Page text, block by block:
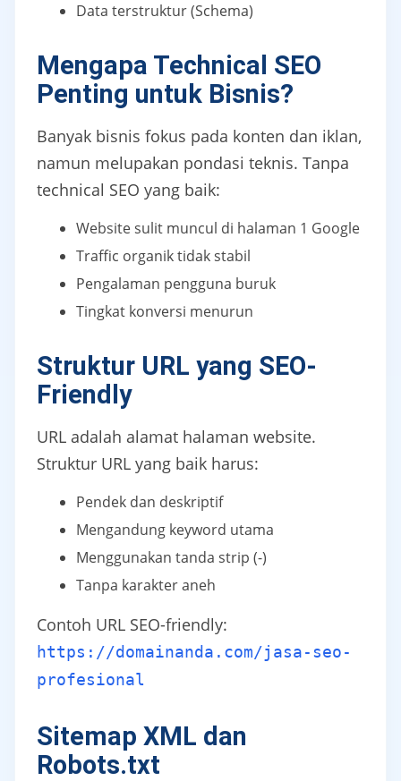
Data terstruktur (Schema)
Mengapa Technical SEO
Penting untuk Bisnis?
Banyak bisnis fokus pada konten dan iklan,
namun melupakan pondasi teknis. Tanpa
technical SEO yang baik:
Website sulit muncul di halaman 1 Google
Traffic organik tidak stabil
Pengalaman pengguna buruk
Tingkat konversi menurun
Struktur URL yang SEO-
Friendly
URL adalah alamat halaman website.
Struktur URL yang baik harus:
Pendek dan deskriptif
Mengandung keyword utama
Menggunakan tanda strip (-)
Tanpa karakter aneh
Contoh URL SEO-friendly:
https://domainanda.com/jasa-seo-
profesional
Sitemap XML dan
Robots.txt